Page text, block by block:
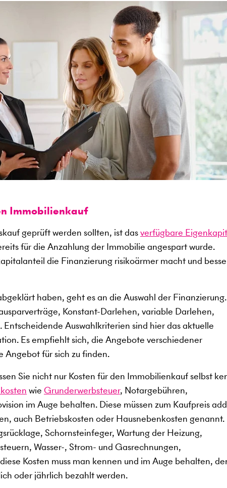
Immobilienkauf
geprüft werden sollten, ist dasverfügbare
für die Anzahlung der Immobilie angespart wurde.
die Finanzierung risikoärmer macht und
haben, geht es an die Auswahl der
Konstant-Darlehen, variable Darlehen,
Auswahlkriterien sind hier das aktuelle
Es empfiehlt sich, die Angebote verschiedener
Angebot für sich zu finden.
Sie nicht nur Kosten für den Immobilienkauf selbst
wie Grunderwerbsteuer, Notargebühren,
im Auge behalten. Diese müssen zum Kaufpreis
auch Betriebskosten oder Hausnebenkosten genannt.
Schornsteinfeger, Wartung der Heizung,
Wasser-, Strom- und Gasrechnungen,
Kosten muss man kennen und im Auge behalten,
oder jährlich bezahlt werden.